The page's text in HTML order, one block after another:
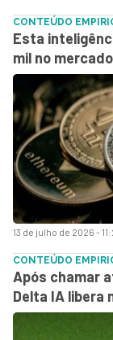
13 de julho de 2026 -
CONTEÚDO
Esta
mil no
CONTEÚDO
Após chamar
Delta IA libera